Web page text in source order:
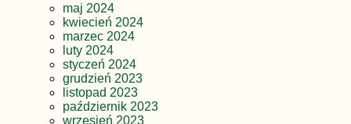
maj 2024
kwiecień 2024
marzec 2024
luty 2024
styczeń 2024
grudzień 2023
listopad 2023
październik 2023
wrzesień 2023